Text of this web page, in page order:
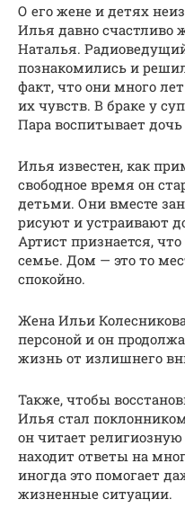
О его жене и детях
Илья давно счастливо
Наталья.
познакомились и
факт, что они много
их чувств. В браке у
Пара воспитывает
Илья известен, как
свободное время он
детьми. Они вместе
рисуют и устраивают
Артист признается,
семье. Дом — это то
спокойно.
Жена Ильи
персоной и он
жизнь от излишнего
Также, чтобы
Илья стал
он читает
находит ответы на
иногда это помогает
жизненные ситуации.